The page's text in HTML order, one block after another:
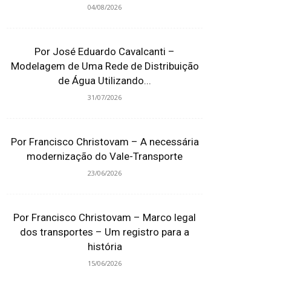
04/08/2026
Por José Eduardo Cavalcanti –
Modelagem de Uma Rede de Distribuição
de Água Utilizando...
31/07/2026
Por Francisco Christovam – A necessária
modernização do Vale-Transporte
23/06/2026
Por Francisco Christovam – Marco legal
dos transportes – Um registro para a
história
15/06/2026